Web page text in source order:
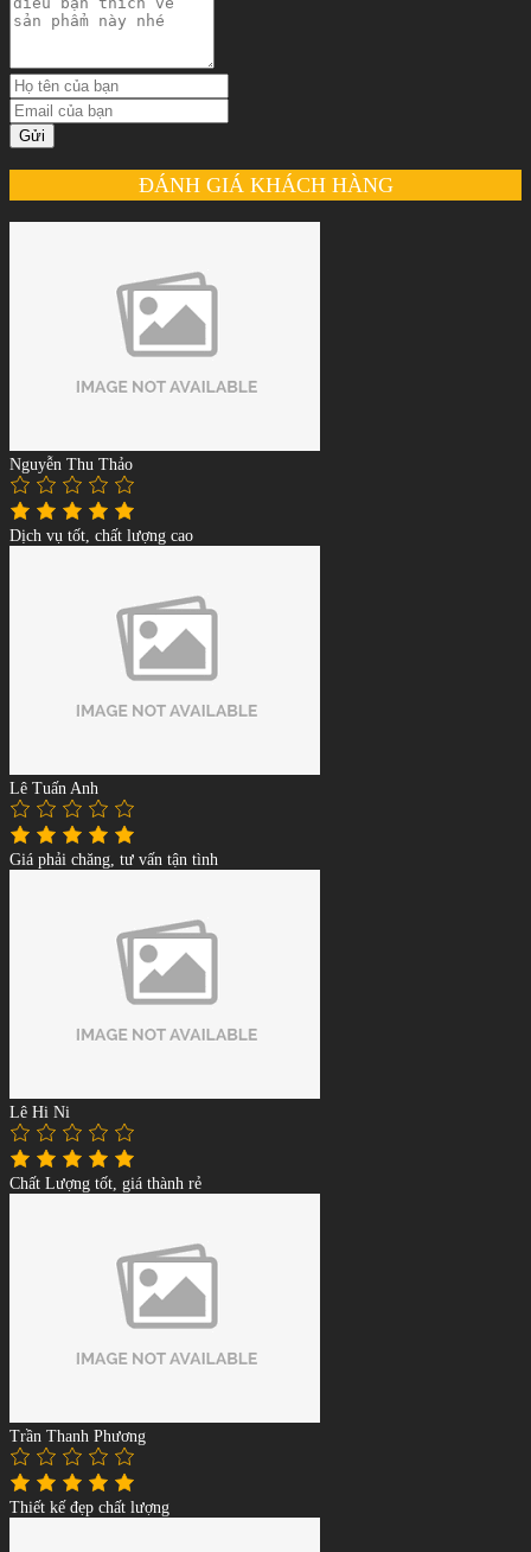
Gửi
ĐÁNH GIÁ KHÁCH HÀNG
Nguyễn Thu Thảo
Dịch vụ tốt, chất lượng cao
Lê Tuấn Anh
Giá phải chăng, tư vấn tận tình
Lê Hi Ni
Chất Lượng tốt, giá thành rẻ
Trần Thanh Phương
Thiết kế đẹp chất lượng